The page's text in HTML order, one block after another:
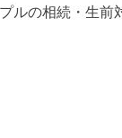
ルの相続・生前